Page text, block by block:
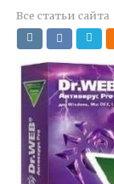
Все статьи сайта